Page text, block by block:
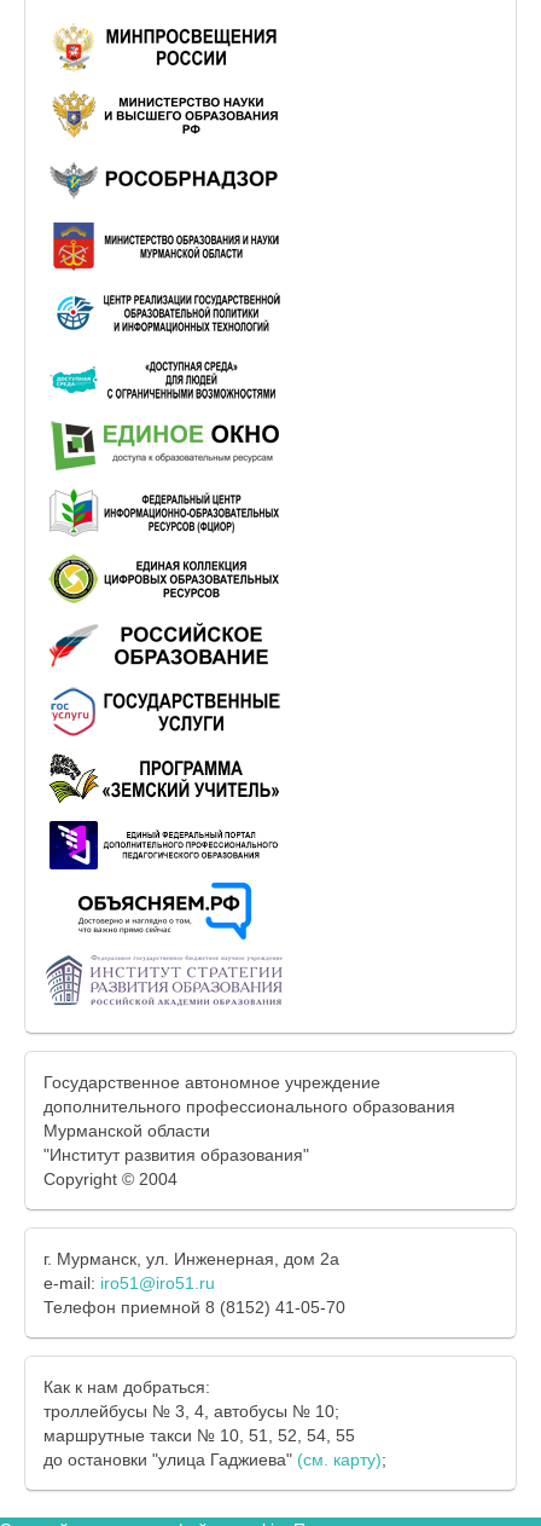
Государственное автономное учреждение
дополнительного профессионального образования
Мурманской области
"Институт развития образования"
Copyright © 2004
г. Мурманск, ул. Инженерная, дом 2а
e-mail: iro51@iro51.ru
Телефон приемной 8 (8152) 41-05-70
Как к нам добраться:
троллейбусы № 3, 4, автобусы № 10;
маршрутные такси № 10, 51, 52, 54, 55
до остановки "улица Гаджиева" (см. карту);